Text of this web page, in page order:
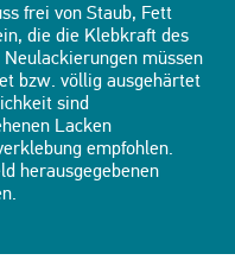
frei von Staub, Fett
die die Klebkraft des
müssen
bzw. völlig ausgehärtet
sind
Lacken
empfohlen.
herausgegebenen